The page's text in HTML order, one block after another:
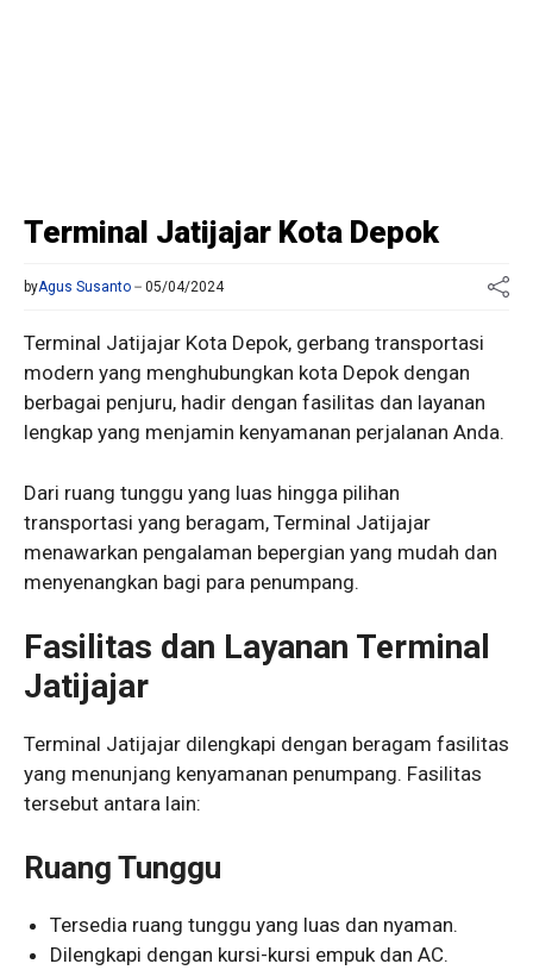
Terminal Jatijajar Kota Depok
byAgus Susanto 05/04/2024
Terminal Jatijajar Kota Depok, gerbang transportasi
modern yang menghubungkan kota Depok dengan
berbagai penjuru, hadir dengan fasilitas dan layanan
lengkap yang menjamin kenyamanan perjalanan Anda.
Dari ruang tunggu yang luas hingga pilihan
transportasi yang beragam, Terminal Jatijajar
menawarkan pengalaman bepergian yang mudah dan
menyenangkan bagi para penumpang.
Fasilitas dan Layanan Terminal
Jatijajar
Terminal Jatijajar dilengkapi dengan beragam fasilitas
yang menunjang kenyamanan penumpang. Fasilitas
tersebut antara lain:
Ruang Tunggu
Tersedia ruang tunggu yang luas dan nyaman.
Dilengkapi dengan kursi-kursi empuk dan AC.